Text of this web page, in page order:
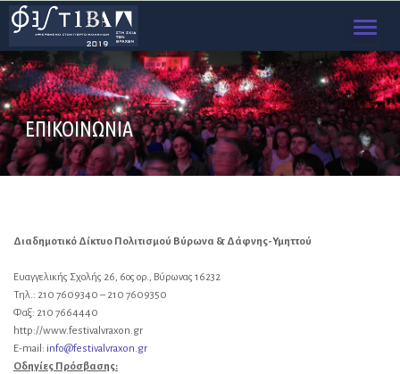
ΕΠΙΚΟΙΝΩΝΙΑ
Διαδημοτικό Δίκτυο Πολιτισμού Βύρωνα & Δάφνης-Υμηττού
Ευαγγελικής Σχολής 26, 6ος ορ., Βύρωνας 16232
Τηλ.: 210 7609340 – 210 7609350
Φαξ: 210 7664440
http://www.festivalvraxon.gr
E-mail: info@festivalvraxon.gr
Οδηγίες Πρόσβασης: